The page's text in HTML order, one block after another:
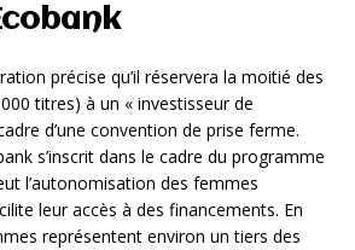
précise qu’il réservera la moitié des
titres) à un « investisseur de
d’une convention de prise ferme.
s’inscrit dans le cadre du programme
l’autonomisation des femmes
leur accès à des financements. En
représentent environ un tiers des